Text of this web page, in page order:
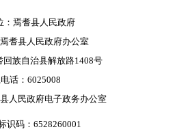
：焉耆县人民政府
耆县人民政府办公室
回族自治县解放路1408号
话：6025008
人民政府电子政务办公室
识码：6528260001